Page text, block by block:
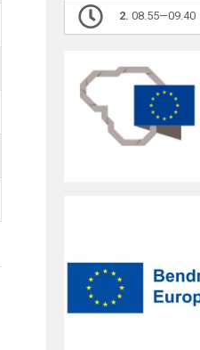
2. 08.55—09.40